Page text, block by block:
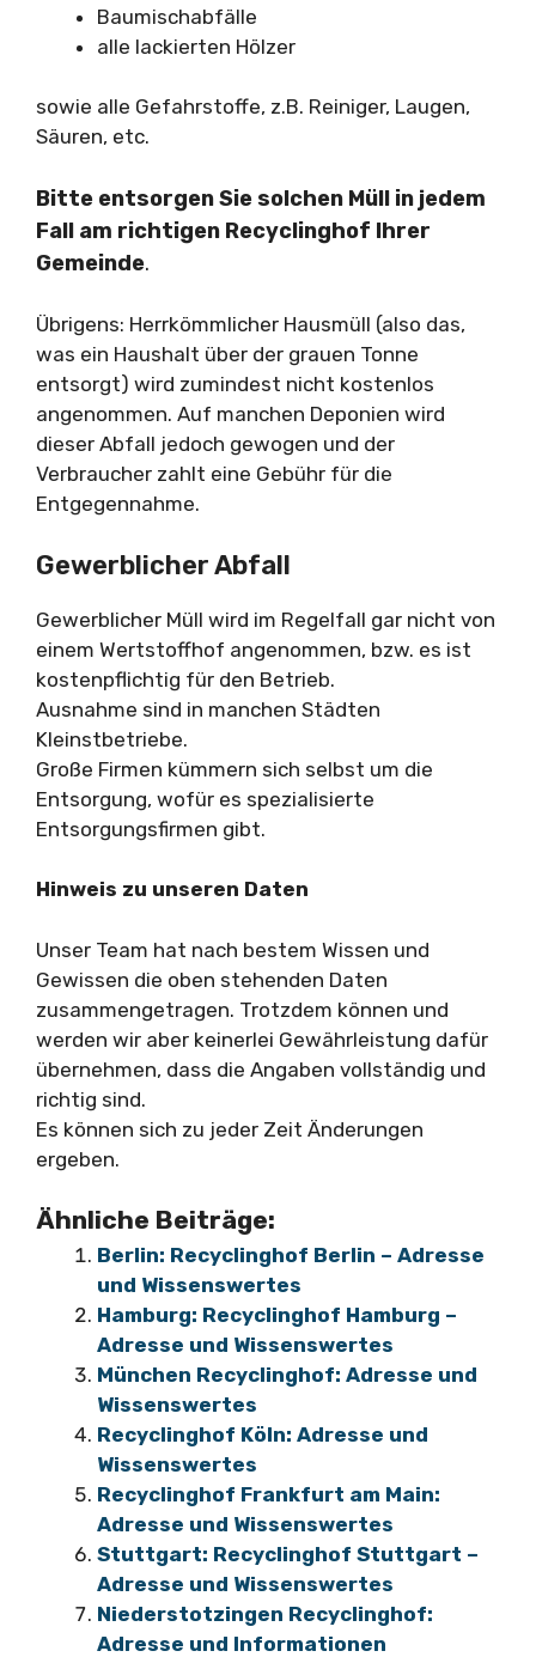
Baumischabfälle
alle lackierten Hölzer
sowie alle Gefahrstoffe, z.B. Reiniger, Laugen,
Säuren, etc.
Bitte entsorgen Sie solchen Müll in jedem
Fall am richtigen Recyclinghof Ihrer
Gemeinde.
Übrigens: Herrkömmlicher Hausmüll (also das,
was ein Haushalt über der grauen Tonne
entsorgt) wird zumindest nicht kostenlos
angenommen. Auf manchen Deponien wird
dieser Abfall jedoch gewogen und der
Verbraucher zahlt eine Gebühr für die
Entgegennahme.
Gewerblicher Abfall
Gewerblicher Müll wird im Regelfall gar nicht von
einem Wertstoffhof angenommen, bzw. es ist
kostenpflichtig für den Betrieb.
Ausnahme sind in manchen Städten
Kleinstbetriebe.
Große Firmen kümmern sich selbst um die
Entsorgung, wofür es spezialisierte
Entsorgungsfirmen gibt.
Hinweis zu unseren Daten
Unser Team hat nach bestem Wissen und
Gewissen die oben stehenden Daten
zusammengetragen. Trotzdem können und
werden wir aber keinerlei Gewährleistung dafür
übernehmen, dass die Angaben vollständig und
richtig sind.
Es können sich zu jeder Zeit Änderungen
ergeben.
Ähnliche Beiträge:
Berlin: Recyclinghof Berlin – Adresse
und Wissenswertes
Hamburg: Recyclinghof Hamburg –
Adresse und Wissenswertes
München Recyclinghof: Adresse und
Wissenswertes
Recyclinghof Köln: Adresse und
Wissenswertes
Recyclinghof Frankfurt am Main:
Adresse und Wissenswertes
Stuttgart: Recyclinghof Stuttgart –
Adresse und Wissenswertes
Niederstotzingen Recyclinghof:
Adresse und Informationen